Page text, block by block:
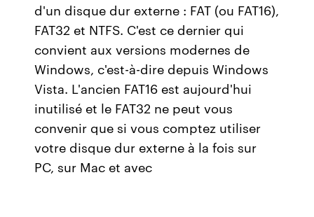
d'un disque dur externe : FAT (ou FAT16),
FAT32 et NTFS. C'est ce dernier qui
convient aux versions modernes de
Windows, c'est-à-dire depuis Windows
Vista. L'ancien FAT16 est aujourd'hui
inutilisé et le FAT32 ne peut vous
convenir que si vous comptez utiliser
votre disque dur externe à la fois sur
PC, sur Mac et avec